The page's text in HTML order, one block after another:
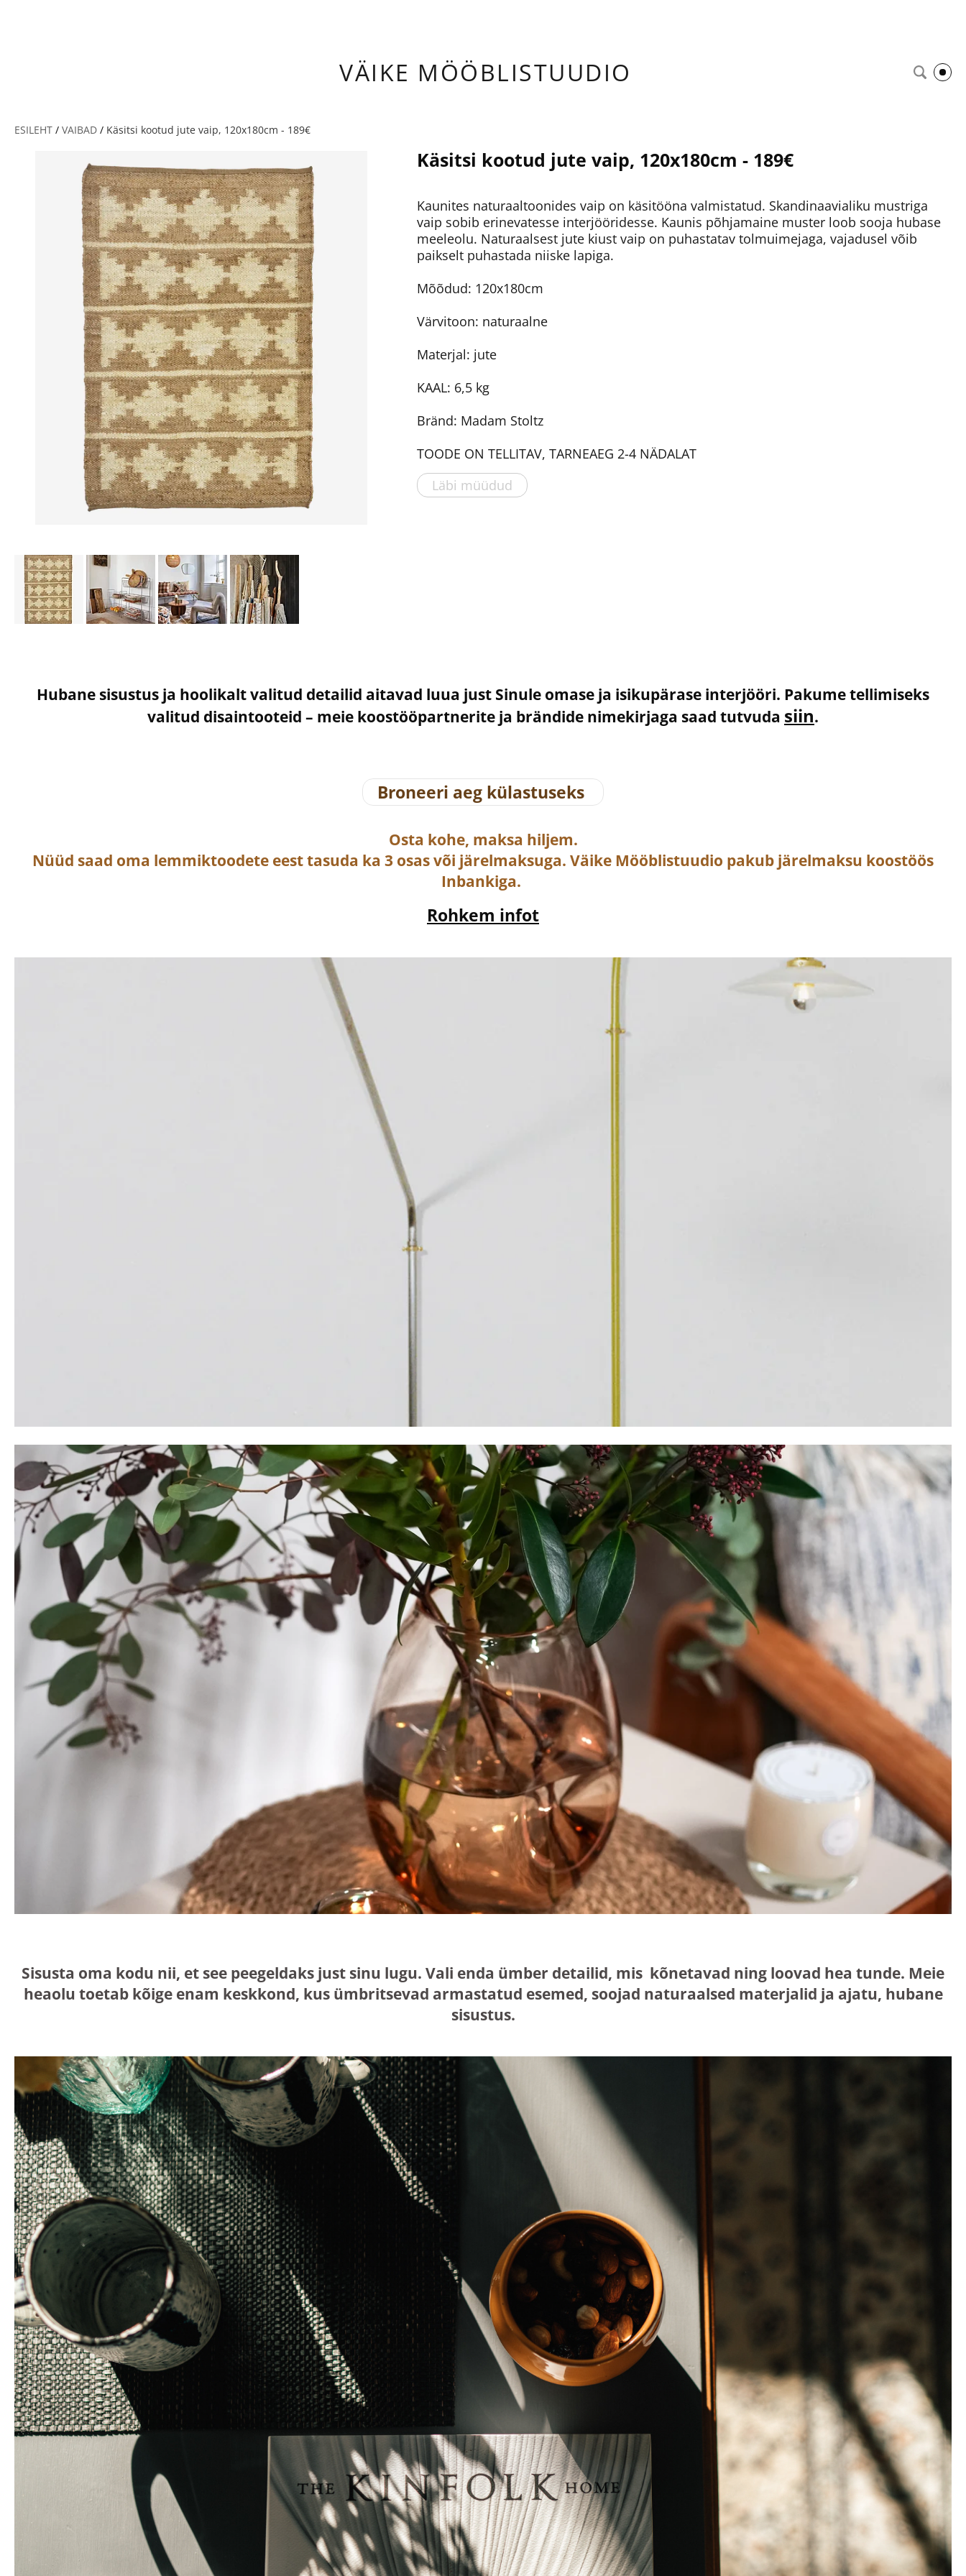
VÄIKE MÖÖBLISTUUDIO
ESILEHT / VAIBAD / Käsitsi kootud jute vaip, 120x180cm - 189€
Käsitsi kootud jute vaip, 120x180cm - 189€
Kaunites naturaaltoonides vaip on käsitööna valmistatud. Skandinaavialiku mustriga
vaip sobib erinevatesse interjööridesse. Kaunis põhjamaine muster loob sooja hubase
meeleolu. Naturaalsest jute kiust vaip on puhastatav tolmuimejaga, vajadusel võib
paikselt puhastada niiske lapiga.
Mõõdud: 120x180cm
Värvitoon: naturaalne
Materjal: jute
KAAL: 6,5 kg
Bränd: Madam Stoltz
TOODE ON TELLITAV, TARNEAEG 2-4 NÄDALAT
Läbi müüdud
Hubane sisustus ja hoolikalt valitud detailid aitavad luua just Sinule omase ja isikupärase interjööri. Pakume tellimiseks
valitud disaintooteid – meie koostööpartnerite ja brändide nimekirjaga saad tutvuda siin.
Broneeri aeg külastuseks
Osta kohe, maksa hiljem.
Nüüd saad oma lemmiktoodete eest tasuda ka 3 osas või järelmaksuga. Väike Mööblistuudio pakub järelmaksu koostöös
Inbankiga.
Rohkem infot
Sisusta oma kodu nii, et see peegeldaks just sinu lugu. Vali enda ümber detailid, mis kõnetavad ning loovad hea tunde. Meie
heaolu toetab kõige enam keskkond, kus ümbritsevad armastatud esemed, soojad naturaalsed materjalid ja ajatu, hubane
sisustus.